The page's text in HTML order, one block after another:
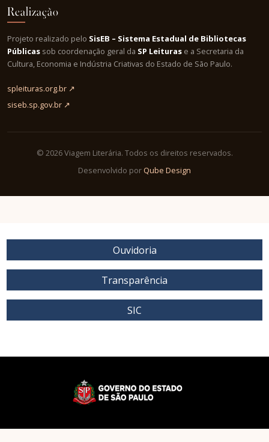
Realização
Projeto realizado pelo SisEB – Sistema Estadual de Bibliotecas
Públicas sob coordenação geral da SP Leituras e a Secretaria da
Cultura, Economia e Indústria Criativas do Estado de São Paulo.
spleituras.org.br ↗
siseb.sp.gov.br ↗
© 2026 Viagem Literária. Todos os direitos reservados.
Desenvolvido por Qube Design
Ouvidoria
Transparência
SIC